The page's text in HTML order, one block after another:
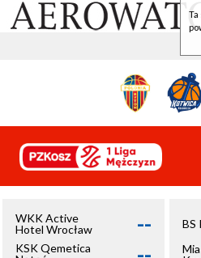
WKK Active
Hotel Wrocław
--
KSK Qemetica
BS
Ta